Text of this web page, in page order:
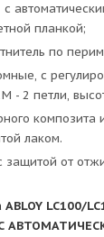
с
планкой;
по
с
- 2 петли,
композита
лаком.
защитой от
LC100/